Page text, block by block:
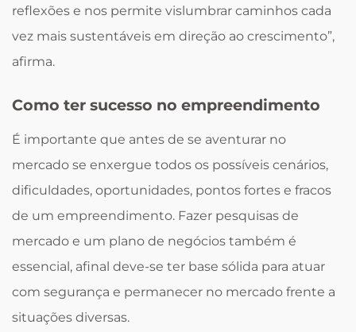
reflexões e nos permite vislumbrar caminhos cada
vez mais sustentáveis em direção ao crescimento”,
afirma.
Como ter sucesso no empreendimento
É importante que antes de se aventurar no
mercado se enxergue todos os possíveis cenários,
dificuldades, oportunidades, pontos fortes e fracos
de um empreendimento. Fazer pesquisas de
mercado e um plano de negócios também é
essencial, afinal deve-se ter base sólida para atuar
com segurança e permanecer no mercado frente a
situações diversas.